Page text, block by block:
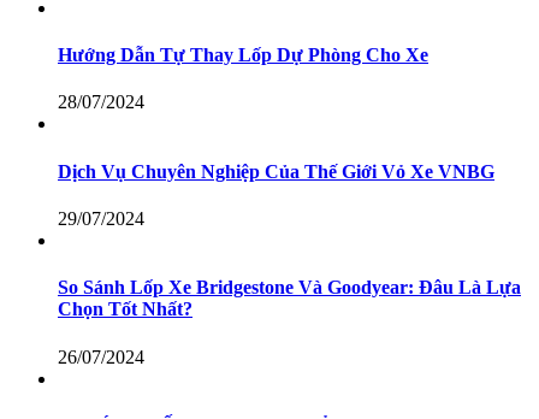
Hướng Dẫn Tự Thay Lốp Dự Phòng Cho Xe
28/07/2024
Dịch Vụ Chuyên Nghiệp Của Thế Giới Vỏ Xe VNBG
29/07/2024
So Sánh Lốp Xe Bridgestone Và Goodyear: Đâu Là Lựa
Chọn Tốt Nhất?
26/07/2024